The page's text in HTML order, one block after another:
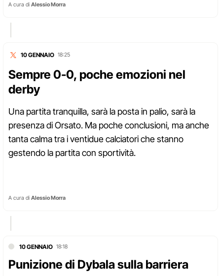
A cura di Alessio Morra
10 GENNAIO 18:25
Sempre 0-0, poche emozioni nel
derby
Una partita tranquilla, sarà la posta in palio, sarà la
presenza di Orsato. Ma poche conclusioni, ma anche
tanta calma tra i ventidue calciatori che stanno
gestendo la partita con sportività.
A cura di Alessio Morra
10 GENNAIO 18:18
Punizione di Dybala sulla barriera